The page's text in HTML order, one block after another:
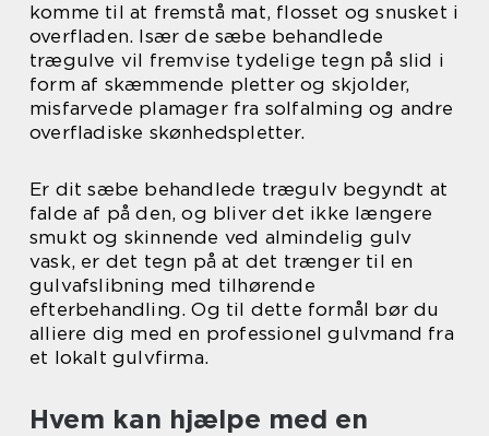
komme til at fremstå mat, flosset og snusket i
overfladen. Især de sæbe behandlede
trægulve vil fremvise tydelige tegn på slid i
form af skæmmende pletter og skjolder,
misfarvede plamager fra solfalming og andre
overfladiske skønhedspletter.
Er dit sæbe behandlede trægulv begyndt at
falde af på den, og bliver det ikke længere
smukt og skinnende ved almindelig gulv
vask, er det tegn på at det trænger til en
gulvafslibning med tilhørende
efterbehandling. Og til dette formål bør du
alliere dig med en professionel gulvmand fra
et lokalt gulvfirma.
Hvem kan hjælpe med en